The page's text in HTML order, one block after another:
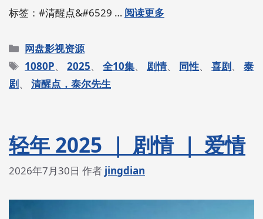
标签：#清醒点&#6529 … 阅读更多
分
类
网盘影视资源
标
签
1080P、2025、全10集、 剧情、 同性、喜剧、泰
剧、 清醒点，泰尔先生
轻年 2025 ｜ 剧情 ｜ 爱情
2026年7月30日 作者 jingdian